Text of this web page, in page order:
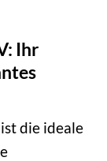
Ihr
ist die ideale